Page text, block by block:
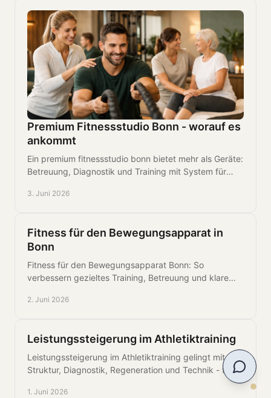
Premium Fitnessstudio Bonn - worauf es
ankommt
Ein premium fitnessstudio bonn bietet mehr als Geräte:
Betreuung, Diagnostik und Training mit System für
3. Juni 2026
Fitness für den Bewegungsapparat in
Bonn
Fitness für den Bewegungsapparat Bonn: So
verbessern gezieltes Training, Betreuung und klare
2. Juni 2026
Leistungssteigerung im Athletiktraining
Leistungssteigerung im Athletiktraining gelingt mit
Struktur, Diagnostik, Regeneration und Technik - für
1. Juni 2026